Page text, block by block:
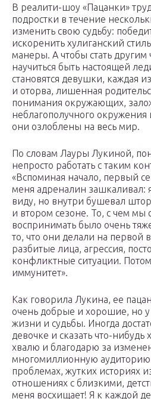
В реалити-шоу «Пацанки»
подростки в течение
изменить свою судьбу:
искоренить хулиганский
манеры. А чтобы стать
научиться быть настоящей
становятся девушки, каждая
и оторва, лишенная
понимания окружающих,
неблагополучного окружения
они озлоблены на весь мир.
По словам Лауры Лукиной,
непросто работать с таким
«Вспоминая начало, первый
меня адреналин зашкаливал:
виду, но внутри бушевал
и втором сезоне. То, с чем мы
воспринимать было очень
то, что они делали на первой
разбитые лица, агрессия,
конфликтные ситуации.
иммунитет».
Как говорила Лукина, ее
очень добрые и хорошие, но
жизни и судьбы. Иногда
девочке и сказать что-нибудь
хвалю и благодарю за
многомиллионную аудиторию
проблемах, жутких историях
отношениях с близкими,
меня восхищает! Я к каждой